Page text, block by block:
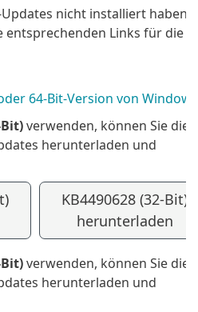
nicht installiert haben,
entsprechenden Links für die
64-Bit-Version von
verwenden, können Sie die
herunterladen und
KB4490628 (32-Bit)
herunterladen
verwenden, können Sie die
herunterladen und